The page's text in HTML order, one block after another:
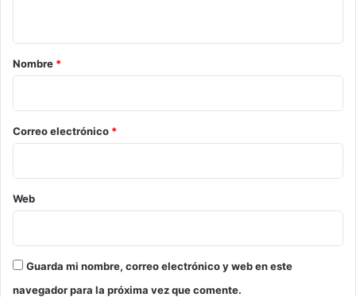
r
i
o
*
Nombre *
Correo electrónico *
Web
Guarda mi nombre, correo electrónico y web en este
navegador para la próxima vez que comente.